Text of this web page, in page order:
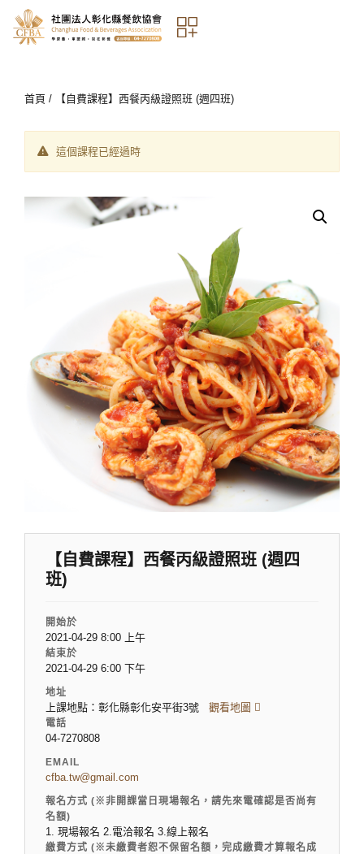
首頁 / 【自費課程】西餐丙級證照班 (週四班)
這個課程已經過時
【自費課程】西餐丙級證照班 (週四
班)
開始於
2021-04-29 8:00 上午
結束於
2021-04-29 6:00 下午
地址
上課地點：彰化縣彰化安平街3號 觀看地圖
電話
04-7270808
EMAIL
cfba.tw@gmail.com
報名方式 (※非開課當日現場報名，請先來電確認是否尚有
名額)
1. 現場報名 2.電洽報名 3.線上報名
繳費方式 (※未繳費者恕不保留名額，完成繳費才算報名成